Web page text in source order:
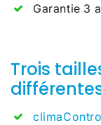
Garantie 3
Trois